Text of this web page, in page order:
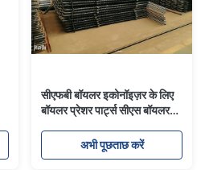
सीएफबी बॉयलर इकोनॉइज़र के लिए
बॉयलर प्रेशर पार्ट्स सीएस बॉयलर
अभी पूछताछ करें